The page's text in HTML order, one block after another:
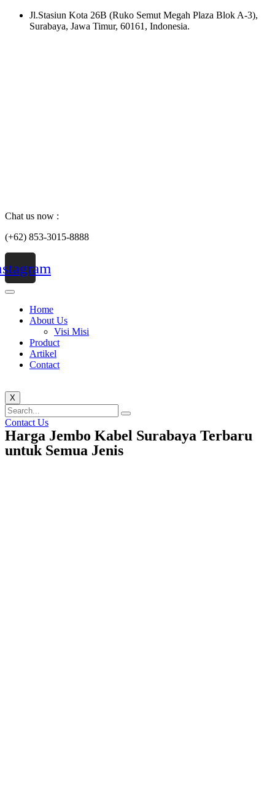
Skip
Jl.Stasiun Kota 26B (Ruko Semut Megah Plaza Blok A-3),
Surabaya, Jawa Timur, 60161, Indonesia.
Chat us now :
(+62) 853-3015-8888
Home
About Us
Visi Misi
Product
Artikel
Contact
X
Contact Us
Harga Jembo Kabel Surabaya Terbaru
untuk Semua Jenis